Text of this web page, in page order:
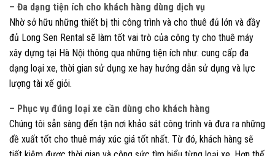
– Đa dạng tiện ích cho khách hàng dùng dịch vụ
Nhờ sở hữu những thiết bị thi công trình và cho thuê đủ lớn và đầy
đủ Long Sen Rental sẽ làm tốt vai trò của công ty cho thuê máy
xây dựng tại Hà Nội thông qua những tiện ích như: cung cấp đa
dạng loại xe, thời gian sử dụng xe hay hướng dẫn sử dụng và lực
lượng tài xế giỏi.
– Phục vụ đúng loại xe cần dùng cho khách hàng
Chúng tôi sẵn sàng đến tận nơi khảo sát công trình và đưa ra những
đề xuất tốt cho thuê máy xúc giá tốt nhất. Từ đó, khách hàng sẽ